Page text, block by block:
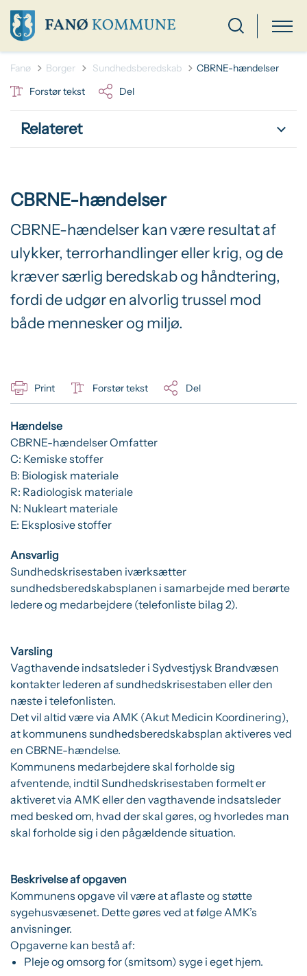
Fanø Borger Tilbage til
Sundhedsberedskab
CBRNE-hændelser
Forstør tekst
Del
Relateret
CBRNE-hændelser
CBRNE-hændelser kan være resultat af
ulykker, terrorhandlinger eller krig, og de
kræver særlig beredskab og håndtering,
fordi de udgør en alvorlig trussel mod
både mennesker og miljø.
Print Forstør tekst Del
Hændelse
CBRNE-hændelser Omfatter
C: Kemiske stoffer
B: Biologisk materiale
R: Radiologisk materiale
N: Nukleart materiale
E: Eksplosive stoffer
Ansvarlig
Sundhedskrisestaben iværksætter
sundhedsberedskabsplanen i samarbejde med berørte
ledere og medarbejdere (telefonliste bilag 2).
Varsling
Vagthavende indsatsleder i Sydvestjysk Brandvæsen
kontakter lederen af sundhedskrisestaben eller den
næste i telefonlisten.
Det vil altid være via AMK (Akut Medicin Koordinering),
at kommunens sundhedsberedskabsplan aktiveres ved
en CBRNE-hændelse.
Kommunens medarbejdere skal forholde sig
afventende, indtil Sundhedskrisestaben formelt er
aktiveret via AMK eller den vagthavende indsatsleder
med besked om, hvad der skal gøres, og hvorledes man
skal forholde sig i den pågældende situation.
Beskrivelse af opgaven
Kommunens opgave vil være at aflaste og støtte
sygehusvæsenet. Dette gøres ved at følge AMK’s
anvisninger.
Opgaverne kan bestå af:
Pleje og omsorg for (smitsom) syge i eget hjem.